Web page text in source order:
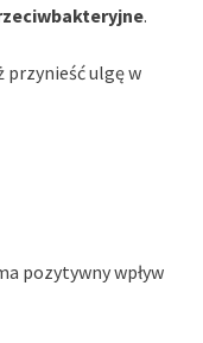
.
przynieść ulgę w
pozytywny wpływ